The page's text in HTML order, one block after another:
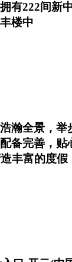
有222间新
楼中
瀚全景，
备完善，
丰富的度假